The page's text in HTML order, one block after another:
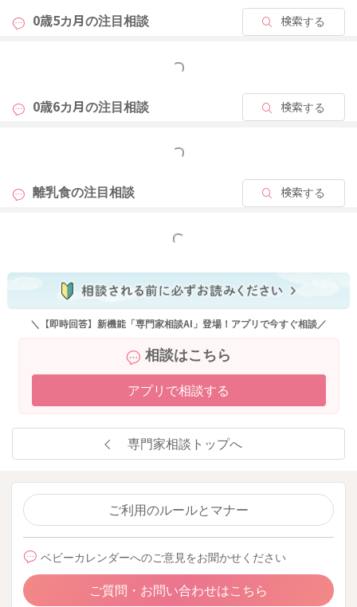
0歳5カ月の注目相談 検索する
もっと見る
0歳6カ月の注目相談 検索する
もっと見る
離乳食の注目相談 検索する
もっと見る
＼【即時回答】新機能「専門家相談AI」登場！アプリで今すぐ相談／
相談はこちら
アプリで相談する
専門家相談トップへ
ご利用のルールとマナー
ベビーカレンダーへのご意見をお聞かせください
ご質問・お問い合わせはこちら